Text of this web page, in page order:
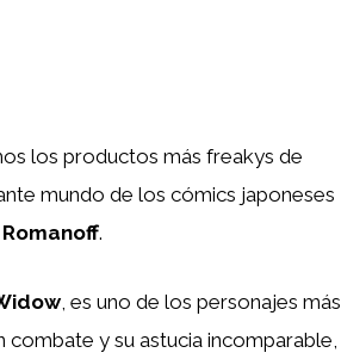
los productos más freakys de
mundo de los cómics japoneses
.
, es uno de los personajes más
y su astucia incomparable,